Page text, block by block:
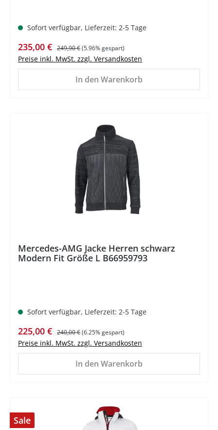
Sofort verfügbar, Lieferzeit: 2-5 Tage
Verkaufspreis:
235,00 € Regulärer Preis:
249,90 €(5.96% gespart)
Preise inkl. MwSt. zzgl. Versandkosten
In den Warenkorb
Mercedes-AMG Jacke Herren schwarz
Modern Fit Größe L B66959793
Sofort verfügbar, Lieferzeit: 2-5 Tage
Verkaufspreis:
225,00 € Regulärer Preis:
240,00 €(6.25% gespart)
Preise inkl. MwSt. zzgl. Versandkosten
In den Warenkorb
Sale